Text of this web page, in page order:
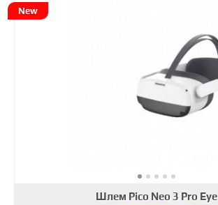
New
Шлем Pico Neo 3 Pro Eye